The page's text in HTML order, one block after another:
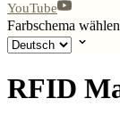
YouTube
Farbschema wählen
RFID